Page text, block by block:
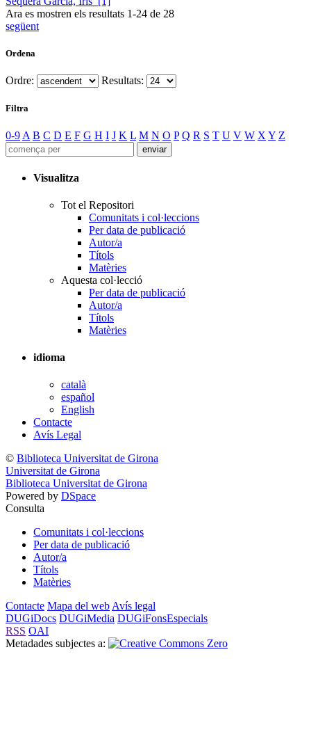
Ara es mostren els resultats 1-24 de 28
següent
Ordena
Ordre: Resultats:
Filtra
0-9 A B C D E F G H I J K L M N O P Q R S T U V W X Y Z
Visualitza
Tot el Repositori
Comunitats i col·leccions
Per data de publicació
Autor/a
Títols
Matèries
Aquesta col·lecció
Per data de publicació
Autor/a
Títols
Matèries
idioma
català
español
English
Contacte
Avís Legal
© Biblioteca Universitat de Girona
Universitat de Girona
Biblioteca Universitat de Girona
Powered by DSpace
Consulta
Comunitats i col·leccions
Per data de publicació
Autor/a
Títols
Matèries
Contacte Mapa del webAvís legal
DUGiDocs DUGiMedia DUGiFonsEspecials
RSS OAI
Metadades subjectes a: